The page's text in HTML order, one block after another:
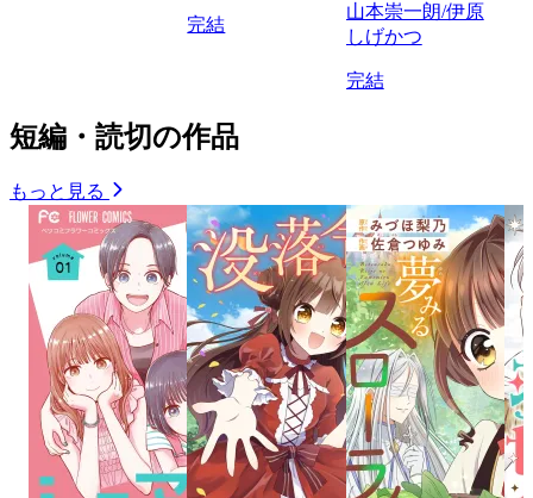
完結
山本崇一朗/伊原
しげかつ
完結
短編・読切の作品
もっと見る